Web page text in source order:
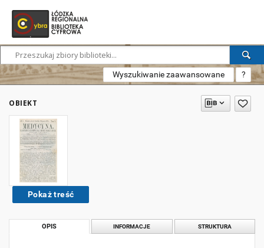
Wyszukiwanie zaawansowane ?
OBIEKT
Pokaż treść
OPIS INFORMACJE STRUKTURA